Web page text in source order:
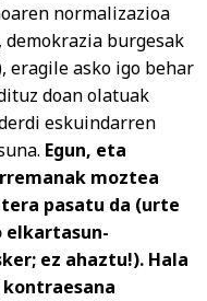
normalizazioa
burgesak
eragile asko igo behar
doan olatuak
eskuindarren
Egun, eta
moztea
pasatu da (urte
elkartasun-
ez ahaztu!). Hala